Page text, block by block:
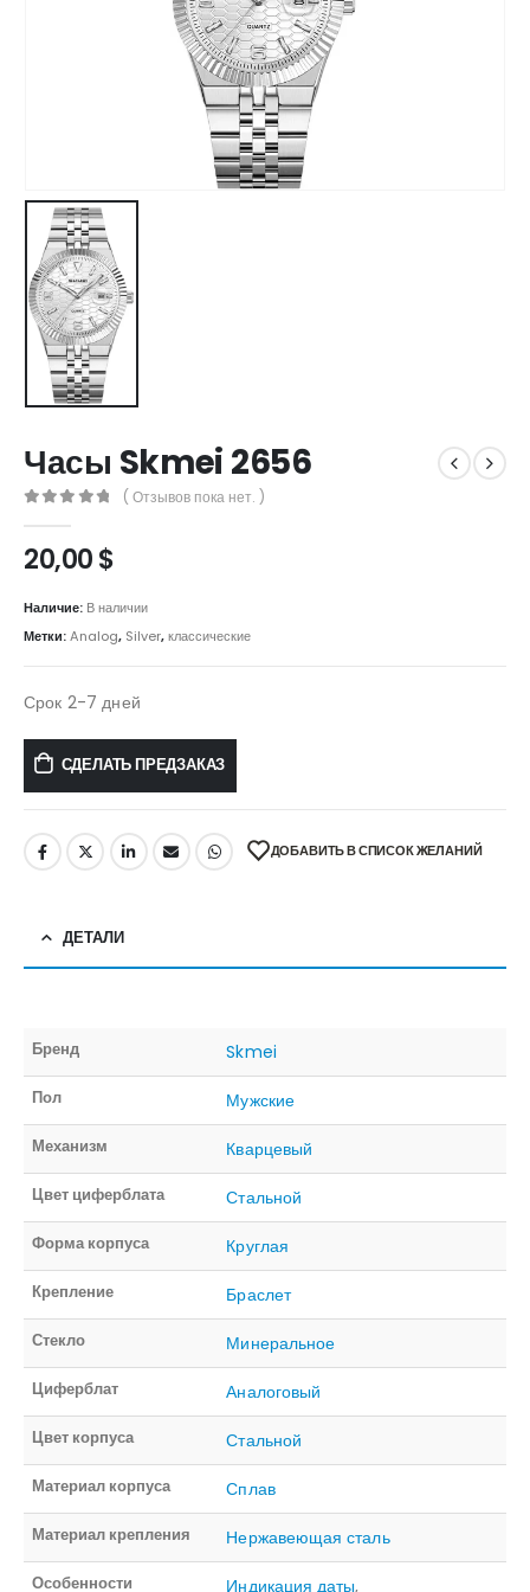
Часы Skmei 2656
( Отзывов пока нет. )
20,00$
Наличие: В наличии
Метки:Analog, Silver,классические
Срок 2-7 дней
СДЕЛАТЬ ПРЕДЗАКАЗ
ДОБАВИТЬ В СПИСОК ЖЕЛАНИЙ
ДЕТАЛИ
Бренд Skmei
Пол Мужские
Механизм Кварцевый
Цвет циферблата Стальной
Форма корпуса Круглая
Крепление Браслет
Стекло Минеральное
Циферблат Аналоговый
Цвет корпуса Стальной
Материал корпуса Сплав
Материал крепления Нержавеющая сталь
Особенности Индикация даты,